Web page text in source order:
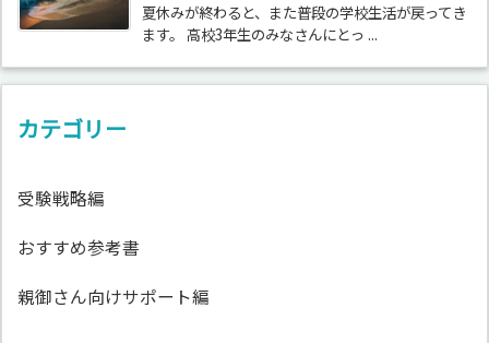
夏休みが終わると、また普段の学校生活が戻ってき
ます。 高校3年生のみなさんにとっ ...
カテゴリー
受験戦略編
おすすめ参考書
親御さん向けサポート編